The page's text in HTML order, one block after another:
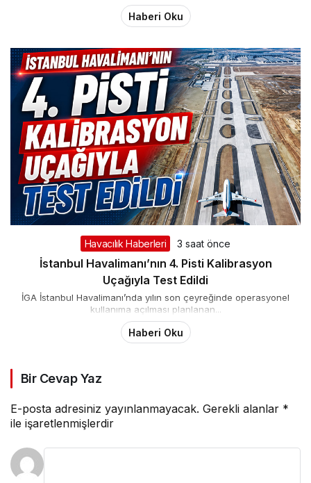
Haberi Oku
Havacılık Haberleri 3 saat önce
İstanbul Havalimanı’nın 4. Pisti Kalibrasyon
Uçağıyla Test Edildi
İGA İstanbul Havalimanı’nda yılın son çeyreğinde operasyonel
kullanıma açılması planlanan...
Haberi Oku
Bir Cevap Yaz
E-posta adresiniz yayınlanmayacak. Gerekli alanlar *
ile işaretlenmişlerdir